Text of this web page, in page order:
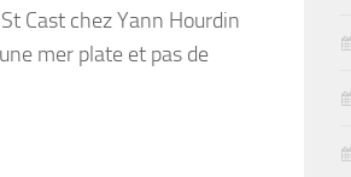
Cast chez Yann Hourdin
mer plate et pas de